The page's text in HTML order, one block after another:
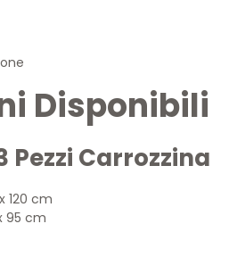
Disponibili
Pezzi Carrozzina
120 cm
95 cm